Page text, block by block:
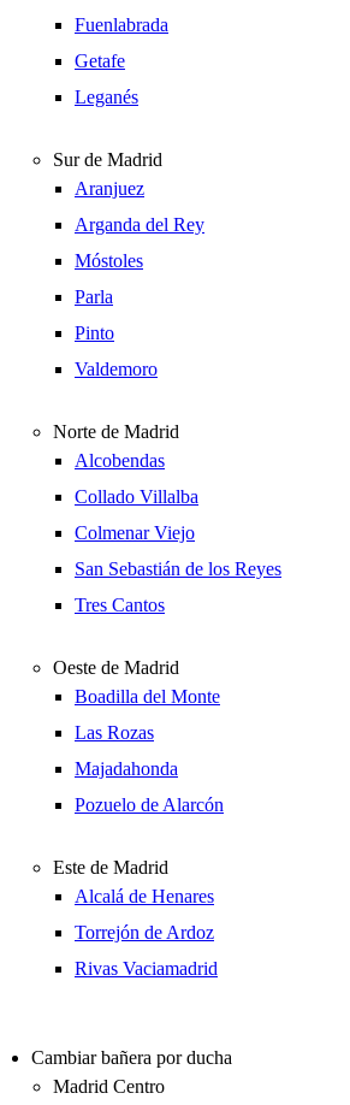
Fuenlabrada
Getafe
Leganés
Sur de Madrid
Aranjuez
Arganda del Rey
Móstoles
Parla
Pinto
Valdemoro
Norte de Madrid
Alcobendas
Collado Villalba
Colmenar Viejo
San Sebastián de los Reyes
Tres Cantos
Oeste de Madrid
Boadilla del Monte
Las Rozas
Majadahonda
Pozuelo de Alarcón
Este de Madrid
Alcalá de Henares
Torrejón de Ardoz
Rivas Vaciamadrid
Cambiar bañera por ducha
Madrid Centro